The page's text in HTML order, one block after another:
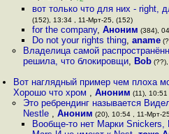
вот только что для них - right,
(152), 13:34 , 11-Мрт-25, (152)
for the company, Аноним (384),
Do not your rights thing, aname
Владелица самой
решила, что блокировщи, Bob(??),
Вот наглядный пример чем плоха
Хорошо что хром ,Аноним (11),
Это ребрендинг называется
Nestle , Аноним (20), 10:54 , 11-Мрт-
Вообще-то нет Марки